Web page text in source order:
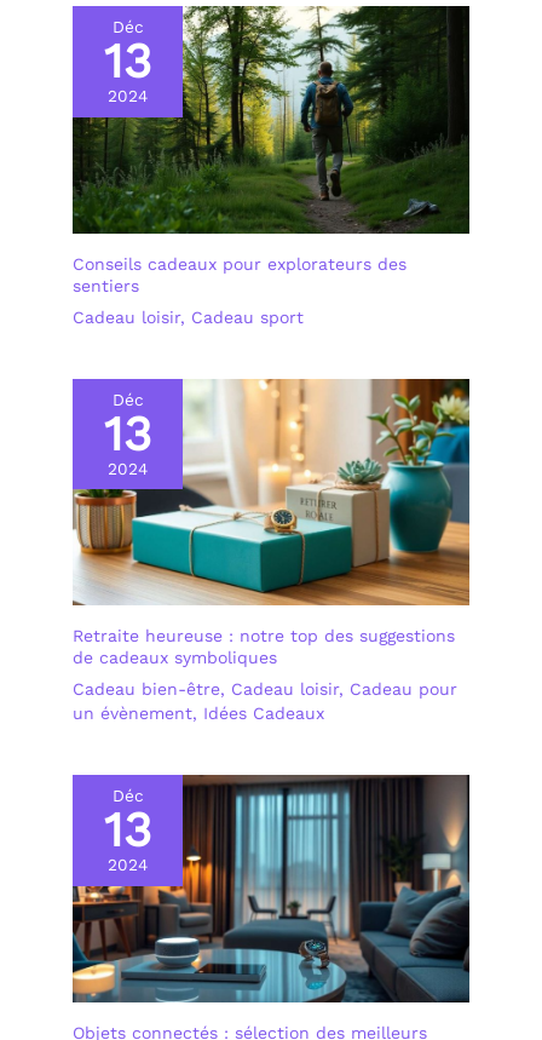
Déc
13
2024
Conseils cadeaux pour explorateurs des
sentiers
Cadeau loisir, Cadeau sport
Déc
13
2024
Retraite heureuse : notre top des suggestions
de cadeaux symboliques
Cadeau bien-être, Cadeau loisir, Cadeau pour
un évènement, Idées Cadeaux
Déc
13
2024
Objets connectés : sélection des meilleurs